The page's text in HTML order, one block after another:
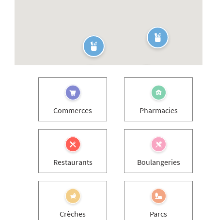
Commerces Pharmacies
Restaurants Boulangeries
Crèches Parcs